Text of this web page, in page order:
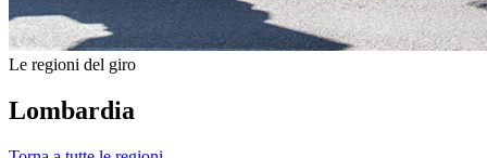
Le regioni del giro
Lombardia